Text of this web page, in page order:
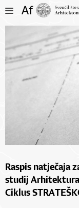
Raspis natječaja
studij
Ciklus